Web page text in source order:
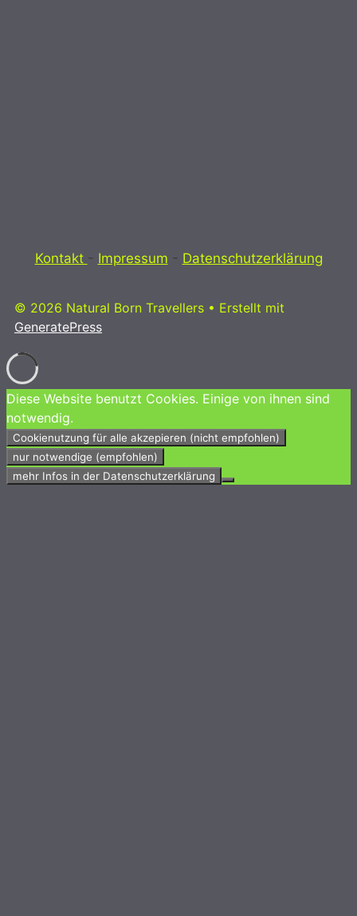
Kontakt - Impressum - Datenschutzerklärung
© 2026 Natural Born Travellers • Erstellt mit
GeneratePress
Diese Website benutzt Cookies. Einige von ihnen sind
notwendig.
Cookienutzung für alle akzepieren (nicht empfohlen)
nur notwendige (empfohlen)
mehr Infos in der Datenschutzerklärung